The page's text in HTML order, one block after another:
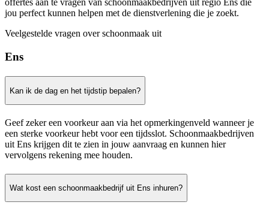
offertes aan te vragen van schoonmaakbedrijven uit regio Ens die
jou perfect kunnen helpen met de dienstverlening die je zoekt.
Veelgestelde vragen over schoonmaak uit
Ens
Kan ik de dag en het tijdstip bepalen?
Geef zeker een voorkeur aan via het opmerkingenveld wanneer je
een sterke voorkeur hebt voor een tijdsslot. Schoonmaakbedrijven
uit Ens krijgen dit te zien in jouw aanvraag en kunnen hier
vervolgens rekening mee houden.
Wat kost een schoonmaakbedrijf uit Ens inhuren?